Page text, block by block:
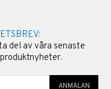
del av våra senaste
ANMÄLAN